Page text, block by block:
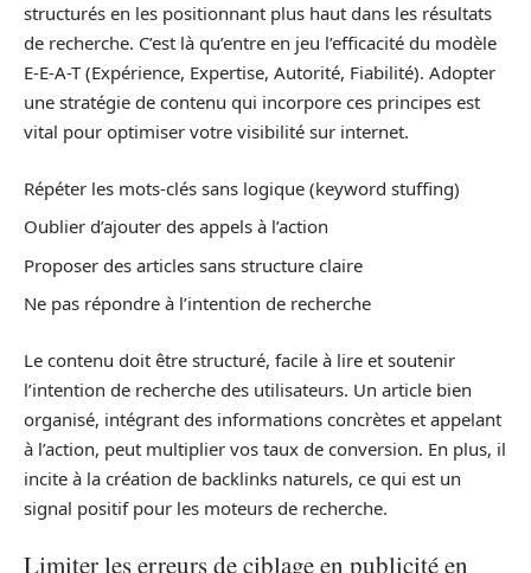
structurés en les positionnant plus haut dans les résultats
de recherche. C’est là qu’entre en jeu l’efficacité du modèle
E-E-A-T (Expérience, Expertise, Autorité, Fiabilité). Adopter
une stratégie de contenu qui incorpore ces principes est
vital pour optimiser votre visibilité sur internet.
Répéter les mots-clés sans logique (keyword stuffing)
Oublier d’ajouter des appels à l’action
Proposer des articles sans structure claire
Ne pas répondre à l’intention de recherche
Le contenu doit être structuré, facile à lire et soutenir
l’intention de recherche des utilisateurs. Un article bien
organisé, intégrant des informations concrètes et appelant
à l’action, peut multiplier vos taux de conversion. En plus, il
incite à la création de backlinks naturels, ce qui est un
signal positif pour les moteurs de recherche.
Limiter les erreurs de ciblage en publicité en